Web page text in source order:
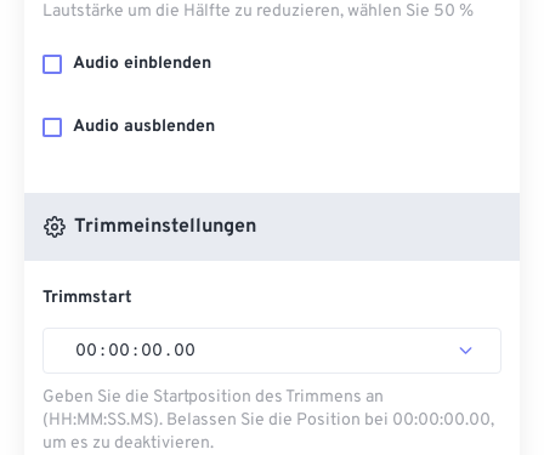
Lautstärke um die Hälfte zu reduzieren, wählen Sie 50 %
Audio einblenden
Audio ausblenden
Trimmeinstellungen
Trimmstart
00 : 00 : 00 . 00
Geben Sie die Startposition des Trimmens an
(HH:MM:SS.MS). Belassen Sie die Position bei 00:00:00.00,
um es zu deaktivieren.